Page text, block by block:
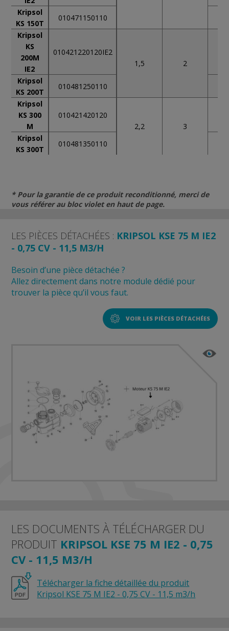
Kripsol
KS 150T
010471150110
Kripsol
KS
200M
IE2
010421220120IE2
1,5
2
Kripsol
KS 200T
010481250110
Kripsol
KS 300
M
010421420120
2,2
3
Kripsol
KS 300T
010481350110
* Pour la garantie de ce produit reconditionné, merci de
vous référer au bloc violet en haut de page.
LES PIÈCES DÉTACHÉES : KRIPSOL KSE 75 M IE2
- 0,75 CV - 11,5 M3/H
Besoin d’une pièce détachée ?
Allez directement dans notre module dédié pour
trouver la pièce qu’il vous faut.
VOIR LES PIÈCES DÉTACHÉES
LES DOCUMENTS À TÉLÉCHARGER DU
PRODUIT KRIPSOL KSE 75 M IE2 - 0,75
CV - 11,5 M3/H
Télécharger la fiche détaillée du produit
Kripsol KSE 75 M IE2 - 0,75 CV - 11,5 m3/h